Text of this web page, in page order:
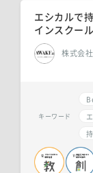
エシカルで
インスクール
株式会
キーワード